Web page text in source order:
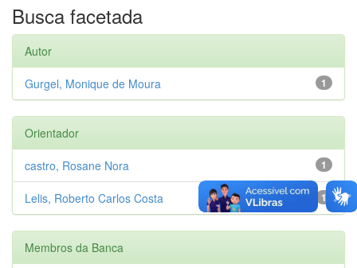
Busca facetada
Autor
1
Gurgel, Monique de Moura
Orientador
1
castro, Rosane Nora
1
Lelis, Roberto Carlos Costa
Membros da Banca